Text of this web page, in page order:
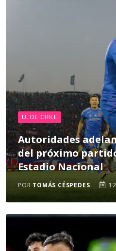
U. DE CHILE
Autoridades
del próximo
Estadio Nacional
POR TOMÁS CÉSPEDES